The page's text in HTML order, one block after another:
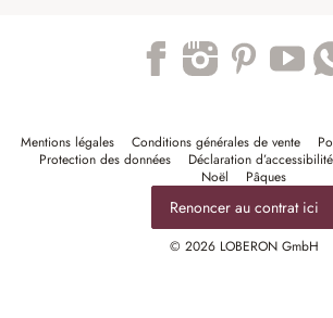
Mentions légales Conditions générales de vente
Protection des données
Déclaration d’accessibilité
Noël
Pâques
Renoncer au contrat ici
© 2026 LOBERON GmbH